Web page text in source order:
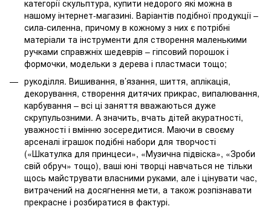
категорії скульптура, купити недорого які можна в
нашому інтернет-магазині. Варіантів подібної продукції –
сила-силенна, причому в кожному з них є потрібні
матеріали та інструменти для створення маленькими
ручками справжніх шедеврів – гіпсовий порошок і
формочки, модельки з дерева і пластмаси тощо;
рукоділля. Вишивання, в’язання, шиття, аплікація,
декорування, створення дитячих прикрас, випалювання,
карбування – всі ці заняття вважаються дуже
скрупульозними. А значить, вчать дітей акуратності,
уважності і вмінню зосередитися. Маючи в своєму
арсеналі іграшок подібні набори для творчості
(«Шкатулка для принцеси», «Музична підвіска», «Зроби
свій обруч» тощо), ваші юні творці навчаться не тільки
щось майструвати власними руками, але і цінувати час,
витрачений на досягнення мети, а також розпізнавати
прекрасне і розбиратися в фактурі.